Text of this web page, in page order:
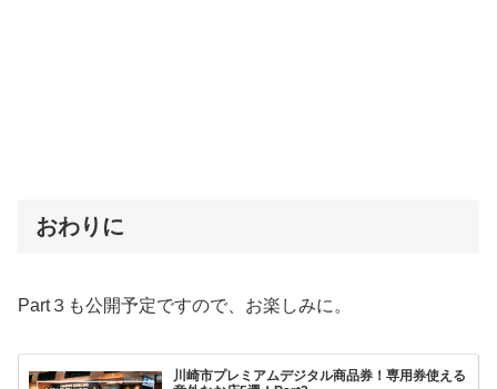
おわりに
Part３も公開予定ですので、お楽しみに。
川崎市プレミアムデジタル商品券！専用券使える